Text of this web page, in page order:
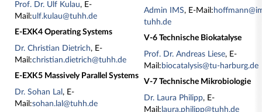
Prof. Dr. Ulf Kulau, E-
Mail:ulf.kulau@tuhh.de
E-EXK4 Operating Systems
Dr. Christian Dietrich, E-
Mail:christian.dietrich@tuhh.de
E-EXK5 Massively Parallel Systems
Dr. Sohan Lal, E-
Mail:sohan.lal@tuhh.de
Admin IMS, E-Mail:
tuhh.de
V-6 Technische Biokatalyse
Prof. Dr. Andreas Liese, E-
Mail: biocatalysis@tu-harburg.de
V-7 Technische Mikrobiologie
Dr. Laura Philipp, E-
Mail: laura.philipp@tuhh.de